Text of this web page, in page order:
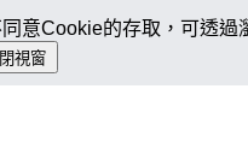
意Cookie的存取，可透過